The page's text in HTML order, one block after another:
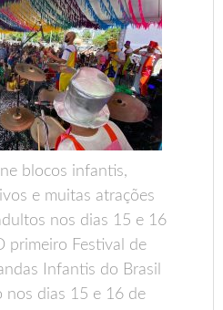
blocos infantis,
e muitas atrações
nos dias 15 e 16
primeiro Festival de
Infantis do Brasil
nos dias 15 e 16 de